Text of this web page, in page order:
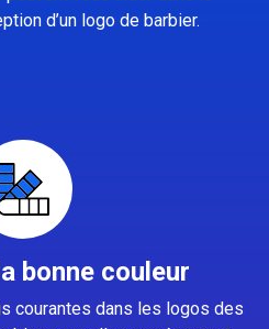
d’un logo de barbier.
bonne couleur
courantes dans les logos des